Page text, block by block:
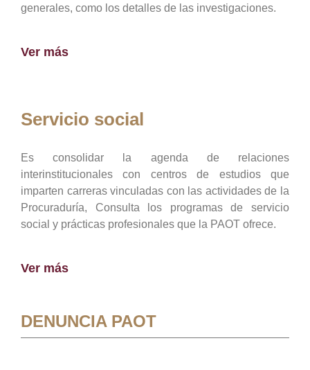
generales, como los detalles de las investigaciones.
Ver más
Servicio social
Es consolidar la agenda de relaciones
interinstitucionales con centros de estudios que
imparten carreras vinculadas con las actividades de la
Procuraduría, Consulta los programas de servicio
social y prácticas profesionales que la PAOT ofrece.
Ver más
DENUNCIA PAOT